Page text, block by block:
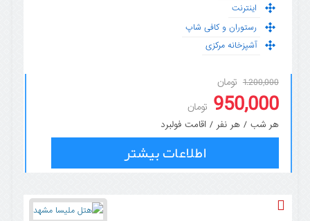
اینترنت
رستوران و کافی شاپ
آشپزخانه مرکزی
1.200,000 تومان
950,000 تومان
هر شب / هر نفر / اقامت فولبرد
اطلاعات بیشتر